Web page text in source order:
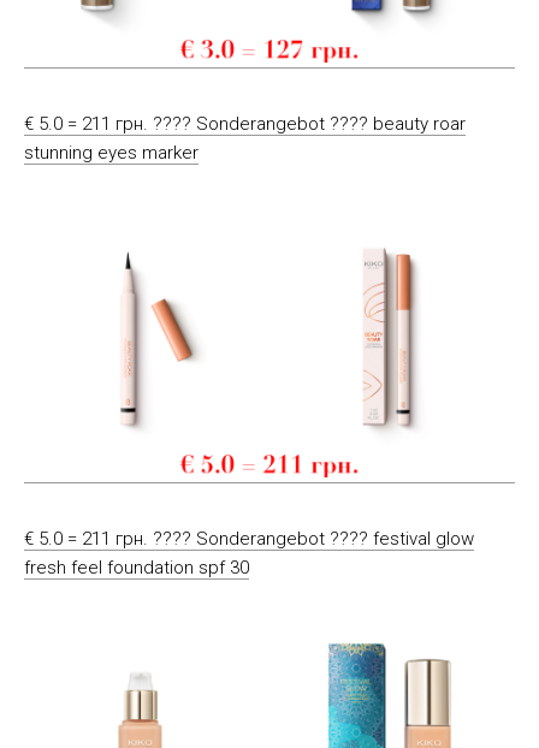
€ 5.0 = 211 грн. ???? Sonderangebot ???? beauty roar
stunning eyes marker
€ 5.0 = 211 грн. ???? Sonderangebot ???? festival glow
fresh feel foundation spf 30